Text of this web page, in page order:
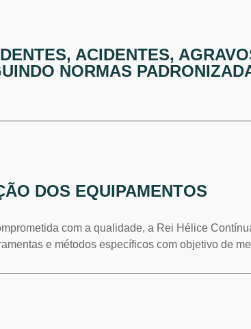
ACIDENTES,
NORMAS
DOS EQUIPAMENTOS
com a qualidade, a Rei Hélice
e métodos específicos com objetivo de